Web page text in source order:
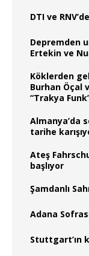
DTI ve
Depremden
Ertekin ve
Köklerden
Burhan Öçal
“Trakya
Almanya’da
tarihe
Ateş
başlıyor
Şamdanlı
Adana
Stuttgart’ın